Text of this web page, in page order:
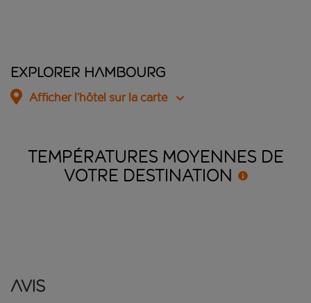
Explorer Hambourg
Afficher l’hôtel sur la carte
TEMPÉRATURES MOYENNES DE
VOTRE DESTINATION
Avis